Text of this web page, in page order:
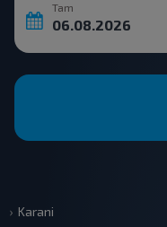
Tam
Karani